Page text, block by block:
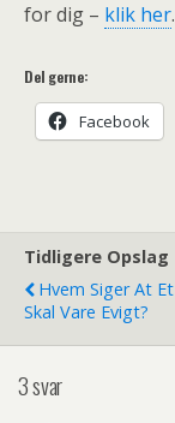
for dig – klik her.
Del gerne:
Facebook
Tidligere Opslag
Hvem Siger At
Skal Vare Evigt?
3 svar